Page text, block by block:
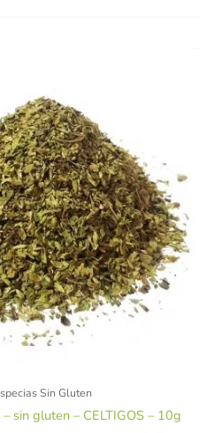
Sin Gluten
sin gluten – CELTIGOS – 10g